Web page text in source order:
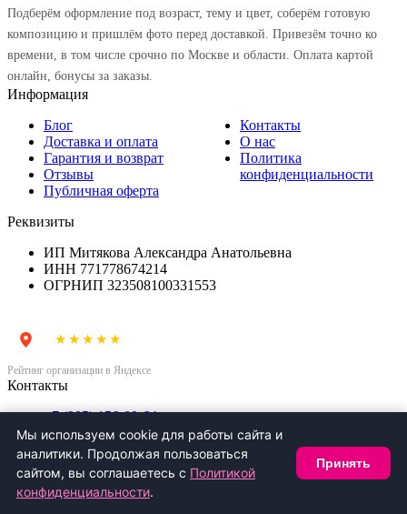
Подберём оформление под возраст, тему и цвет, соберём готовую
композицию и пришлём фото перед доставкой. Привезём точно ко
времени, в том числе срочно по Москве и области. Оплата картой
онлайн, бонусы за заказы.
Информация
Блог
Доставка и оплата
Гарантия и возврат
Отзывы
Публичная оферта
Контакты
О нас
Политика
конфиденциальности
Реквизиты
ИП Митякова Александра Анатольевна
ИНН 771778674214
ОГРНИП 323508100331553
★★★★★
Рейтинг организации в Яндексе
Контакты
+7 (985) 156-09-64
boomsharmsk@mail.ru
Мы используем cookie для работы сайта и
аналитики. Продолжая пользоваться
сайтом, вы соглашаетесь с Политикой
конфиденциальности.
Принять